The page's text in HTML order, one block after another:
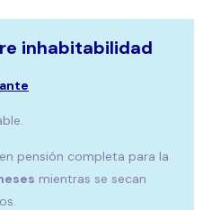
inhabitabilidad
en pensión completa para la
mientras se secan